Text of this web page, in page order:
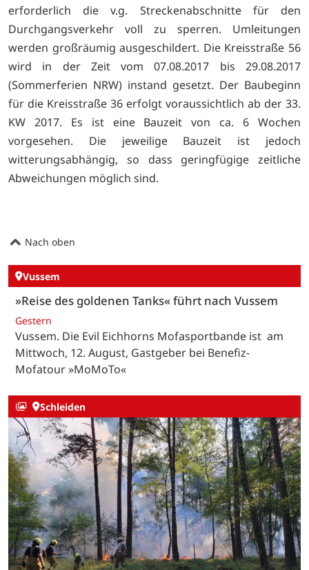
erforderlich die v.g. Streckenabschnitte für den
Durchgangsverkehr voll zu sperren. Umleitungen
werden großräumig ausgeschildert. Die Kreisstraße 56
wird in der Zeit vom 07.08.2017 bis 29.08.2017
(Sommerferien NRW) instand gesetzt. Der Baubeginn
für die Kreisstraße 36 erfolgt voraussichtlich ab der 33.
KW 2017. Es ist eine Bauzeit von ca. 6 Wochen
vorgesehen. Die jeweilige Bauzeit ist jedoch
witterungsabhängig, so dass geringfügige zeitliche
Abweichungen möglich sind.
Nach oben
Vussem
»Reise des goldenen Tanks« führt nach Vussem
Gestern
Vussem. Die Evil Eichhorns Mofasportbande ist am
Mittwoch, 12. August, Gastgeber bei Benefiz-
Mofatour »MoMoTo«
Schleiden